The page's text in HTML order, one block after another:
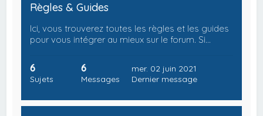
Règles & Guides
Ici, vous trouverez toutes les règles et les guides
pour vous intégrer au mieux sur le forum. Si…
6
Sujets
6
Messages
mer. 02 juin 2021
Dernier message